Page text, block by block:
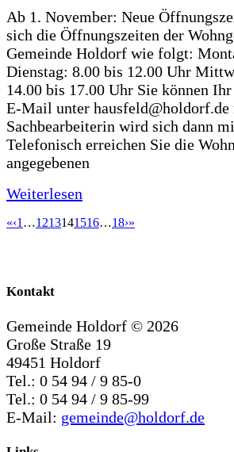
Ab 1. November: Neue
sich die Öffnungszeiten der
Gemeinde Holdorf wie folgt:
Dienstag: 8.00 bis 12.00 Uhr
14.00 bis 17.00 Uhr Sie können
E-Mail unter
Sachbearbeiterin wird sich dann
Telefonisch erreichen Sie die
angegebenen
Weiterlesen
«‹1 …1213141516…18›»
Kontakt
Gemeinde Holdorf © 2026
Große Straße 19
49451 Holdorf
Tel.: 0 54 94 / 9 85-0
Tel.: 0 54 94 / 9 85-99
E-Mail: gemeinde@holdorf.de